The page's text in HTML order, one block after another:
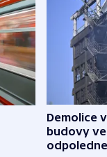
Demolice
budovy
odpoledne